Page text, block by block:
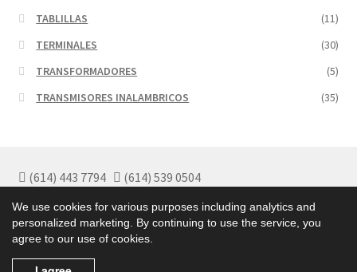
TABLILLAS
(11)
TERMINALES
(30)
TRANSFORMADORES
(5)
TRANSMISORES INALAMBRICOS
(35)
(614) 443 7794
(614) 539 0504
Políticas de Privacidad
Términos y Condiciones
We use cookies for various purposes including analytics and
personalized marketing. By continuing to use the service, you
agree to our use of cookies.